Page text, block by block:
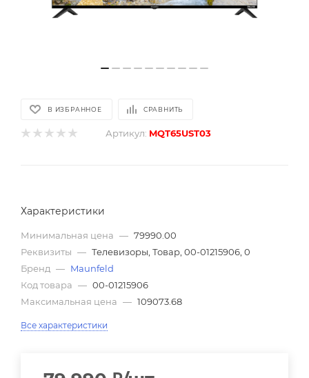
В ИЗБРАННОЕ СРАВНИТЬ
Артикул: MQT65UST03
Характеристики
Минимальная цена — 79990.00
Реквизиты — Телевизоры, Товар, 00-01215906, 0
Бренд — Maunfeld
Код товара — 00-01215906
Максимальная цена — 109073.68
Все характеристики